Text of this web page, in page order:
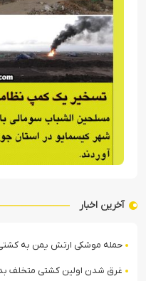
آخرین اخبار
حمله موشکی ارتش یمن به
غرق شدن اولین کشتی متخلف